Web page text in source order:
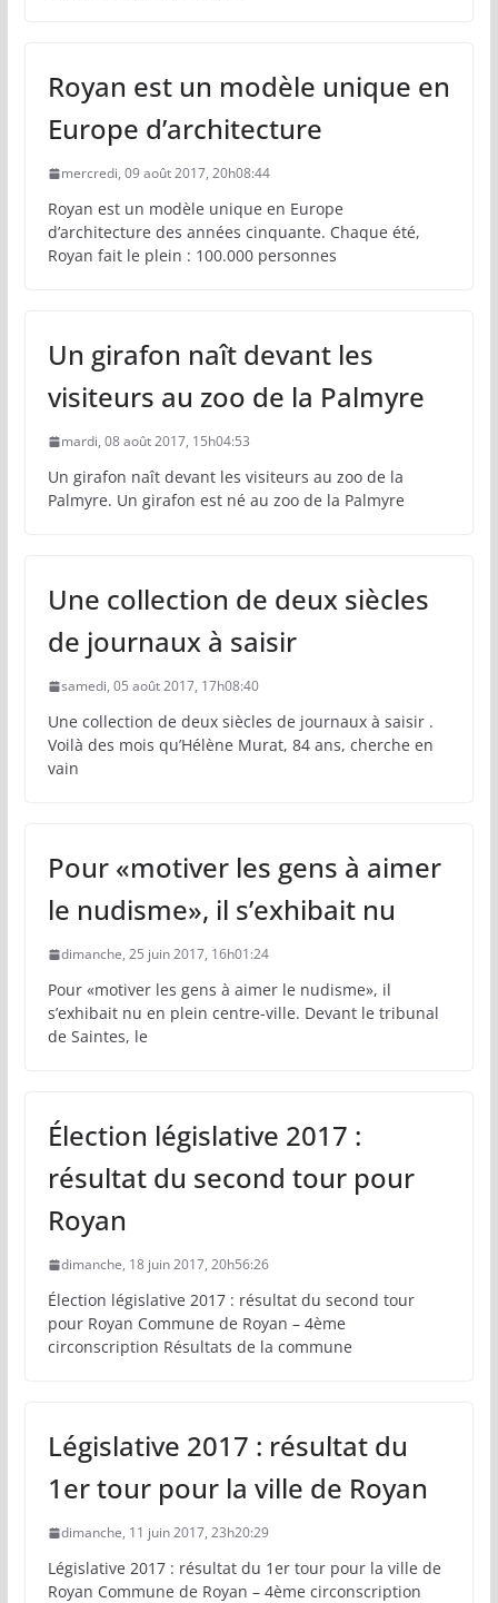
Royan est un modèle unique en
Europe d’architecture
mercredi, 09 août 2017, 20h08:44
Royan est un modèle unique en Europe
d’architecture des années cinquante. Chaque été,
Royan fait le plein : 100.000 personnes
Un girafon naît devant les
visiteurs au zoo de la Palmyre
mardi, 08 août 2017, 15h04:53
Un girafon naît devant les visiteurs au zoo de la
Palmyre. Un girafon est né au zoo de la Palmyre
Une collection de deux siècles
de journaux à saisir
samedi, 05 août 2017, 17h08:40
Une collection de deux siècles de journaux à saisir .
Voilà des mois qu’Hélène Murat, 84 ans, cherche en
vain
Pour «motiver les gens à aimer
le nudisme», il s’exhibait nu
dimanche, 25 juin 2017, 16h01:24
Pour «motiver les gens à aimer le nudisme», il
s’exhibait nu en plein centre-ville. Devant le tribunal
de Saintes, le
Élection législative 2017 :
résultat du second tour pour
Royan
dimanche, 18 juin 2017, 20h56:26
Élection législative 2017 : résultat du second tour
pour Royan Commune de Royan – 4ème
circonscription Résultats de la commune
Législative 2017 : résultat du
1er tour pour la ville de Royan
dimanche, 11 juin 2017, 23h20:29
Législative 2017 : résultat du 1er tour pour la ville de
Royan Commune de Royan – 4ème circonscription